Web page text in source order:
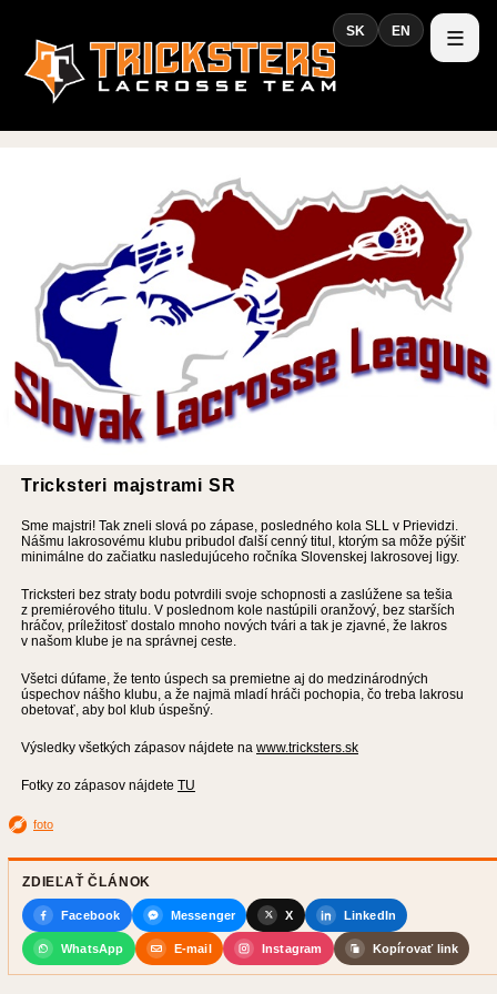
Tricksteri majstrami SR
Sme majstri! Tak zneli slová po zápase, posledného kola SLL v Prievidzi.
Nášmu lakrosovému klubu pribudol ďalší cenný titul, ktorým sa môže pýšiť
minimálne do začiatku nasledujúceho ročníka Slovenskej lakrosovej ligy.
Tricksteri bez straty bodu potvrdili svoje schopnosti a zaslúžene sa tešia
z premiérového titulu. V poslednom kole nastúpili oranžový, bez starších
hráčov, príležitosť dostalo mnoho nových tvári a tak je zjavné, že lakros
v našom klube je na správnej ceste.
Všetci dúfame, že tento úspech sa premietne aj do medzinárodných
úspechov nášho klubu, a že najmä mladí hráči pochopia, čo treba lakrosu
obetovať, aby bol klub úspešný.
Výsledky všetkých zápasov nájdete na www.tricksters.sk
Fotky zo zápasov nájdete TU
foto
ZDIEĽAŤ ČLÁNOK
Facebook Messenger X LinkedIn
WhatsApp E-mail Instagram Kopírovať link
SK EN